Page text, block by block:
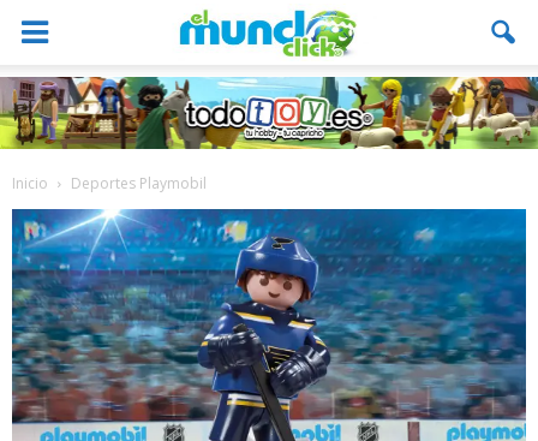
Inicio Deportes Playmobil